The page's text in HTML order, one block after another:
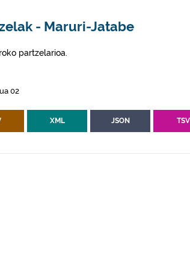
- Maruri-Jatabe
partzelarioa.
02
XML JSON TSV